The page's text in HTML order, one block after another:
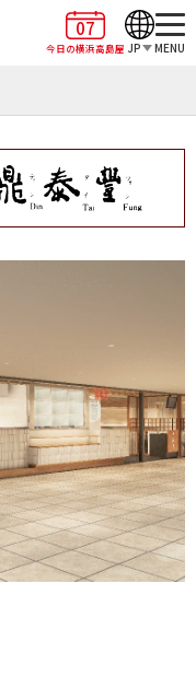
07
今日の横浜高島屋 JP MENU